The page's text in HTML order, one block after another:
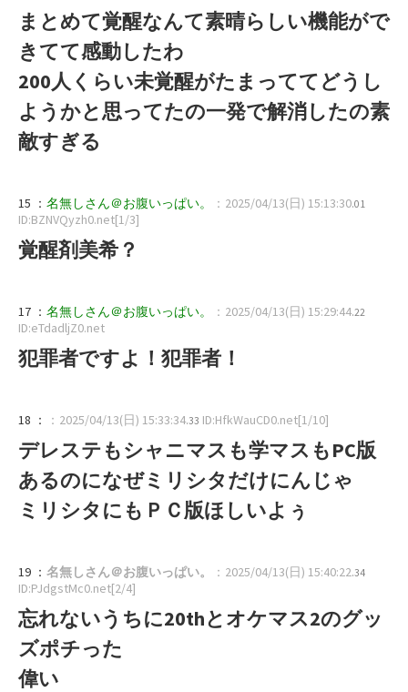
まとめて覚醒なんて素晴らしい機能がで
きてて感動したわ
200人くらい未覚醒がたまっててどうし
ようかと思ってたの一発で解消したの素
敵すぎる
15 ： 名無しさん＠お腹いっぱい。 ：2025/04/13(日) 15:13:30.01
ID:BZNVQyzh0.net[1/3]
覚醒剤美希？
17 ： 名無しさん＠お腹いっぱい。 ：2025/04/13(日) 15:29:44.22
ID:eTdadljZ0.net
犯罪者ですよ！犯罪者！
18 ： ：2025/04/13(日) 15:33:34.33 ID:HfkWauCD0.net[1/10]
デレステもシャニマスも学マスもPC版
あるのになぜミリシタだけにんじゃ
ミリシタにもＰＣ版ほしいよぅ
19 ： 名無しさん＠お腹いっぱい。 ：2025/04/13(日) 15:40:22.34
ID:PJdgstMc0.net[2/4]
忘れないうちに20thとオケマス2のグッ
ズポチった
偉い